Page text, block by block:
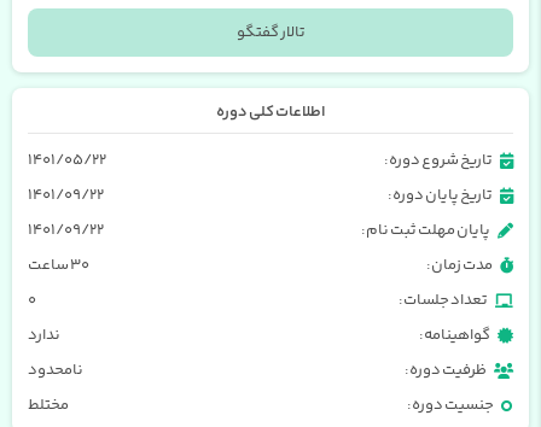
تالار گفتگو
اطلاعات کلی دوره
تاریخ شروع دوره:
۱۴۰۱/۰۵/۲۲
تاریخ پایان دوره:
۱۴۰۱/۰۹/۲۲
پایان مهلت ثبت نام:
۱۴۰۱/۰۹/۲۲
مدت زمان:
۳۰ ساعت
تعداد جلسات:
0
گواهینامه:
ندارد
ظرفیت دوره:
نامحدود
جنسیت دوره:
مختلط